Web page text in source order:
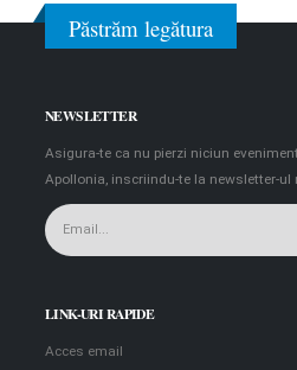
Păstrăm legătura
NEWSLETTER
Asigura-te ca nu pierzi niciun
Apollonia, inscriindu-te la newsletter-ul
LINK-URI RAPIDE
Acces email